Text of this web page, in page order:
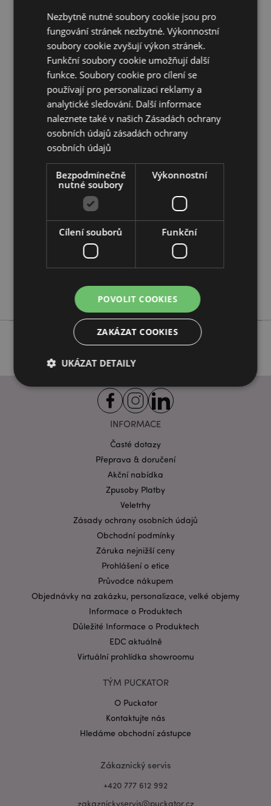
Doplňující informace:
Chcete se dozvědět více o nákupu u Puckator?
Přečtěte si našehoprůvodce nákupem pro zákazníky.
Šířka 0.1cm Hloubka 0.cm Délka 20cm
8906051433519
0.034000
Goloka
INFORMACE
Časté dotazy
Přeprava & doručení
Akční nabídka
Zpusoby Platby
Veletrhy
Zásady ochrany osobních údajů
Obchodní podmínky
Záruka nejnižší ceny
Prohlášení o etice
Průvodce nákupem
Objednávky na zakázku, personalizace, velké objemy
Informace o Produktech
Důležité Informace o Produktech
EDC aktuálně
Virtuální prohlídka showroomu
TÝM PUCKATOR
O Puckator
Kontaktujte nás
Hledáme obchodní zástupce
Zákaznický servis
+420 777 612 992
zakaznickyservis@puckator.cz
Nezbytně nutné soubory cookie jsou pro
fungování stránek nezbytné. Výkonnostní
soubory cookie zvyšují výkon stránek.
Funkční soubory cookie umožňují další
funkce. Soubory cookie pro cílení se
používají pro personalizaci reklamy a
analytické sledování. Další informace
naleznete také v našich Zásadách ochrany
osobních údajůzásadách ochrany
osobních údajů
Bezpodmínečně
nutné soubory
Výkonnostní
Cílení souborů Funkční
POVOLIT COOKIES
ZAKÁZAT COOKIES
UKÁZAT DETAILY
Bezpodmínečně nutné soubory
Cílení souborů
Funkční
Nezbytně nutné soubory cookie umožňují základní
funkce webových stránek, jako je přihlášení
uživatele a správa účtu. Bez nezbytně nutných
souborů cookie nelze webovou stránku správně
Doména
CookieScriptConsent
mage-messages